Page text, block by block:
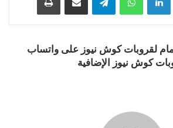
لقروبات كوش نيوز على واتساب
كوش نيوز الإضافية